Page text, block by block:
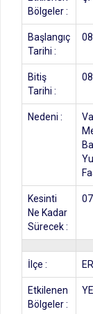
Bölgeler :
Başlangıç
Tarihi :
Bitiş
Tarihi :
Nedeni :
Kesinti
Ne Kadar
Sürecek :
İlçe :
Etkilenen
Bölgeler :